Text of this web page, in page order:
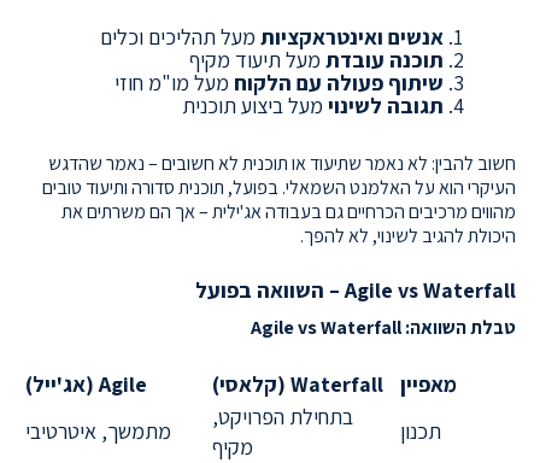
אנשים ואינטראקציות מעל תהליכים וכלים
תוכנה עובדת מעל תיעוד מקיף
שיתוף פעולה עם הלקוח מעל מו"מ חוזי
תגובה לשינוי מעל ביצוע תוכנית
חשוב להבין: לא נאמר שתיעוד או תוכנית לא חשובים – נאמר שהדגש
העיקרי הוא על האלמנט השמאלי. בפועל, תוכנית סדורה ותיעוד טובים
מהווים מרכיבים הכרחיים גם בעבודה אג'ילית – אך הם משרתים את
היכולת להגיב לשינוי, לא להפך.
Agile vs Waterfall – השוואה בפועל
טבלת השוואה: Agile vs Waterfall
מאפיין Waterfall (קלאסי)
Agile (אג'ייל)
תכנון
בתחילת הפרויקט,
מקיף
מתמשך, איטרטיבי